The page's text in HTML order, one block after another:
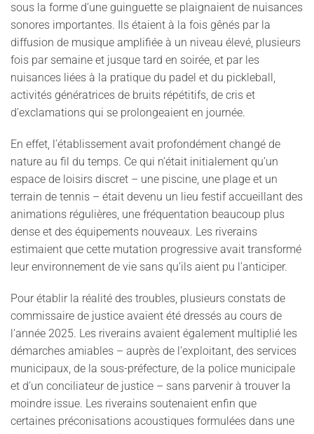
sous la forme d’une guinguette se plaignaient de nuisances
sonores importantes. Ils étaient à la fois gênés par la
diffusion de musique amplifiée à un niveau élevé, plusieurs
fois par semaine et jusque tard en soirée, et par les
nuisances liées à la pratique du padel et du pickleball,
activités génératrices de bruits répétitifs, de cris et
d’exclamations qui se prolongeaient en journée.
En effet, l’établissement avait profondément changé de
nature au fil du temps. Ce qui n’était initialement qu’un
espace de loisirs discret – une piscine, une plage et un
terrain de tennis – était devenu un lieu festif accueillant des
animations régulières, une fréquentation beaucoup plus
dense et des équipements nouveaux. Les riverains
estimaient que cette mutation progressive avait transformé
leur environnement de vie sans qu’ils aient pu l’anticiper.
Pour établir la réalité des troubles, plusieurs constats de
commissaire de justice avaient été dressés au cours de
l’année 2025. Les riverains avaient également multiplié les
démarches amiables – auprès de l’exploitant, des services
municipaux, de la sous-préfecture, de la police municipale
et d’un conciliateur de justice – sans parvenir à trouver la
moindre issue. Les riverains soutenaient enfin que
certaines préconisations acoustiques formulées dans une